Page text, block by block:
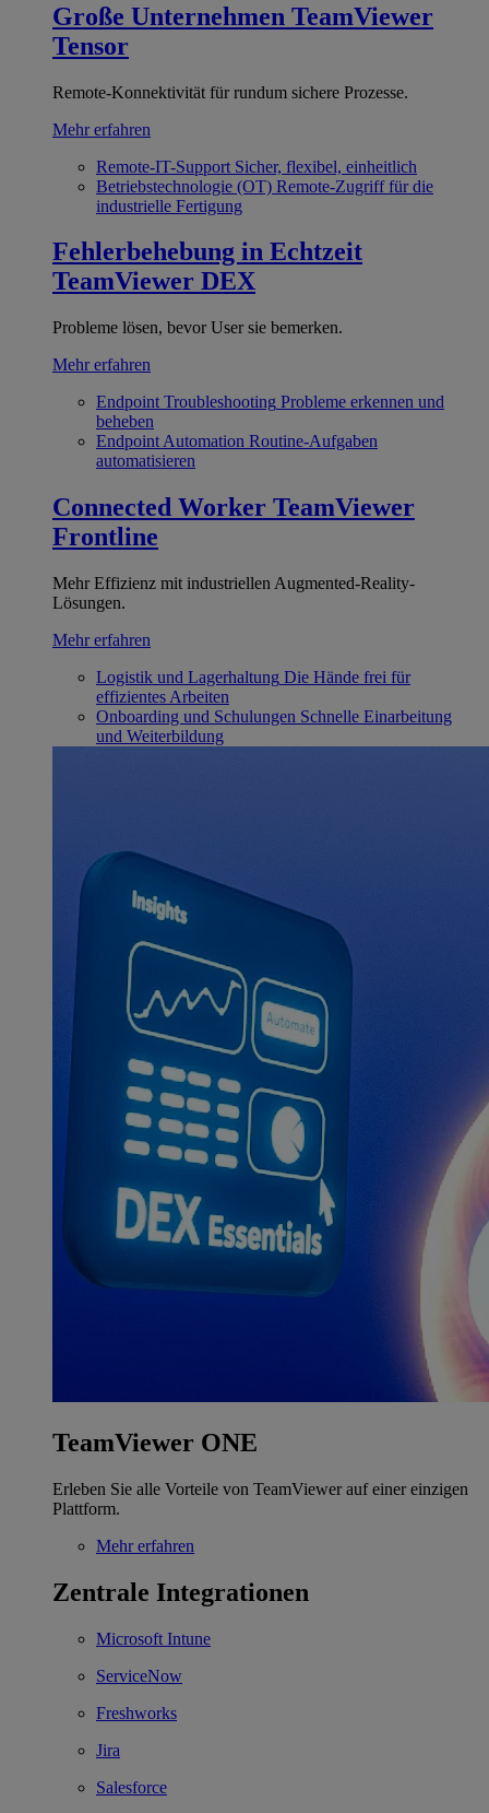
Große Unternehmen TeamViewer
Tensor
Remote-Konnektivität für rundum sichere Prozesse.
Mehr erfahren
Remote-IT-Support Sicher, flexibel, einheitlich
Betriebstechnologie (OT) Remote-Zugriff für die
industrielle Fertigung
Fehlerbehebung in Echtzeit
TeamViewer DEX
Probleme lösen, bevor User sie bemerken.
Mehr erfahren
Endpoint Troubleshooting Probleme erkennen und
beheben
Endpoint Automation Routine-Aufgaben
automatisieren
Connected Worker TeamViewer
Frontline
Mehr Effizienz mit industriellen Augmented-Reality-
Lösungen.
Mehr erfahren
Logistik und Lagerhaltung Die Hände frei für
effizientes Arbeiten
Onboarding und Schulungen Schnelle Einarbeitung
und Weiterbildung
TeamViewer ONE
Erleben Sie alle Vorteile von TeamViewer auf einer einzigen
Plattform.
Mehr erfahren
Zentrale Integrationen
Microsoft Intune
ServiceNow
Freshworks
Jira
Salesforce